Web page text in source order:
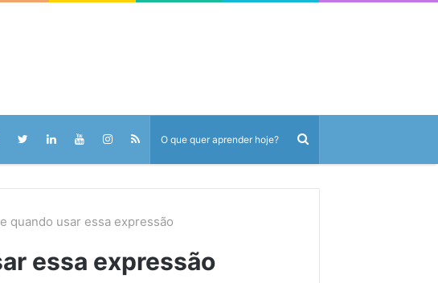
quando usar essa expressão
essa expressão